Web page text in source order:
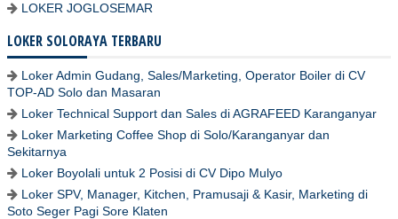
LOKER JOGLOSEMAR
LOKER SOLORAYA TERBARU
Loker Admin Gudang, Sales/Marketing, Operator Boiler di CV
TOP-AD Solo dan Masaran
Loker Technical Support dan Sales di AGRAFEED Karanganyar
Loker Marketing Coffee Shop di Solo/Karanganyar dan
Sekitarnya
Loker Boyolali untuk 2 Posisi di CV Dipo Mulyo
Loker SPV, Manager, Kitchen, Pramusaji & Kasir, Marketing di
Soto Seger Pagi Sore Klaten